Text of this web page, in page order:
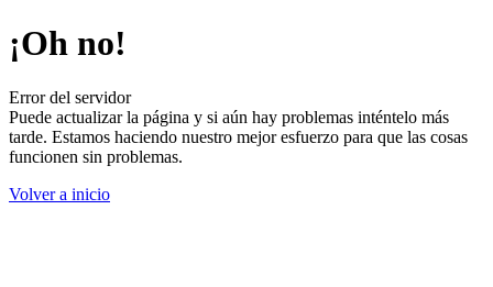
¡Oh no!
Error del servidor
Puede actualizar la página y si aún hay problemas inténtelo más
tarde. Estamos haciendo nuestro mejor esfuerzo para que las cosas
funcionen sin problemas.
Volver a inicio